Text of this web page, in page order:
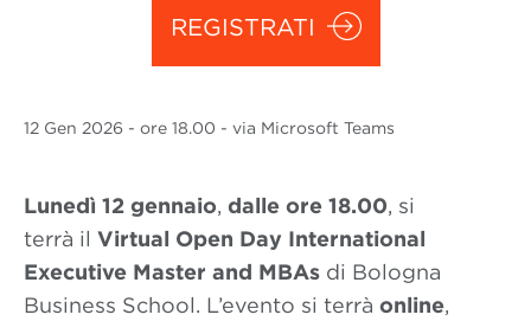
REGISTRATI
12 Gen 2026 - ore 18.00 - via Microsoft Teams
Lunedì 12 gennaio, dalle ore 18.00, si
terrà il Virtual Open Day International
Executive Master and MBAs di Bologna
Business School. L’evento si terrà online,